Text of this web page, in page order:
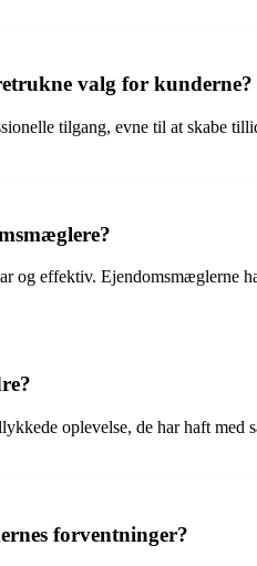
valg for kunderne?
tilgang, evne til at skabe
og effektiv. Ejendomsmæglerne
oplevelse, de har haft med
forventninger?